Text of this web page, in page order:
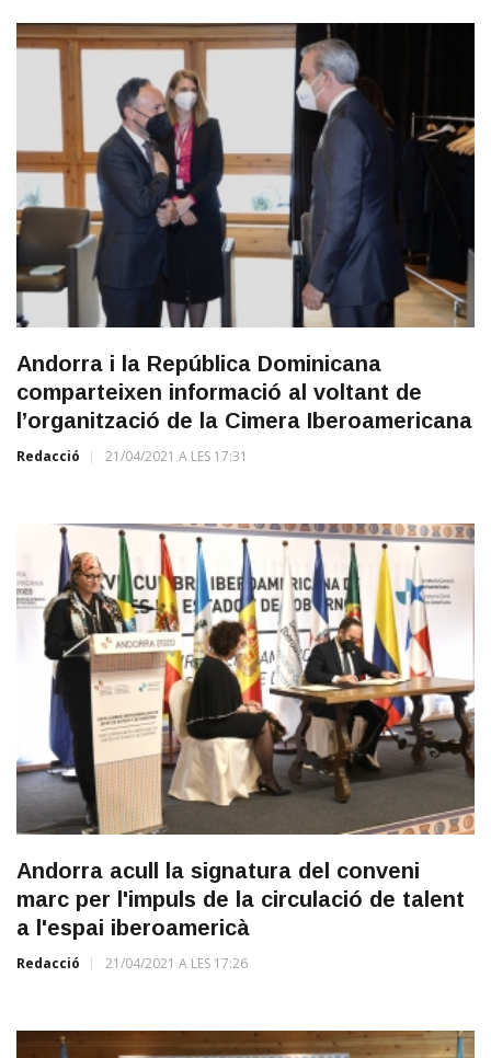
Andorra i la República Dominicana
comparteixen informació al voltant de
l’organització de la Cimera Iberoamericana
Redacció 21/04/2021 A LES 17:31
Andorra acull la signatura del conveni
marc per l'impuls de la circulació de talent
a l'espai iberoamericà
Redacció 21/04/2021 A LES 17:26